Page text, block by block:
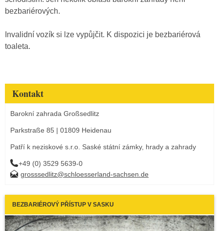
bezbariérových.
Invalidní vozík si lze vypůjčit. K dispozici je bezbariérová
toaleta.
Kontakt
Barokní zahrada Großsedlitz
Parkstraße 85 | 01809 Heidenau
Patří k neziskové s.r.o. Saské státní zámky, hrady a zahrady
+49 (0) 3529 5639-0
grosssedlitz@schloesserland-sachsen.de
BEZBARIÉROVÝ PŘÍSTUP V SASKU